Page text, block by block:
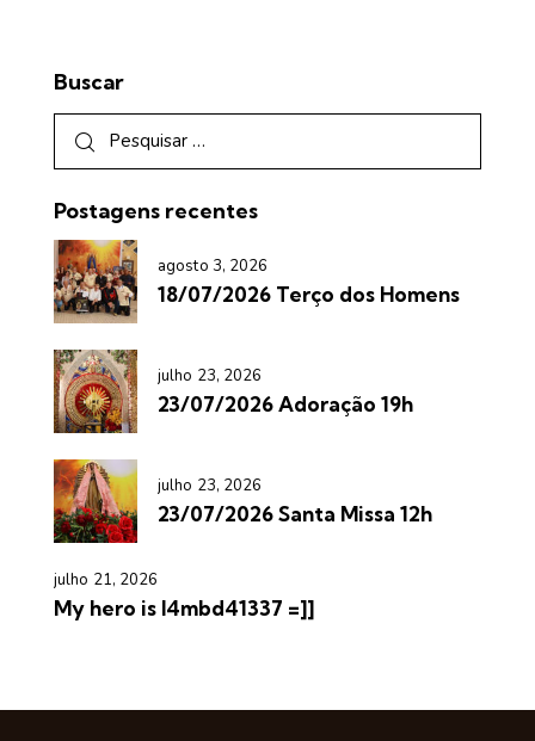
Buscar
Postagens recentes
agosto 3, 2026
18/07/2026 Terço dos Homens
julho 23, 2026
23/07/2026 Adoração 19h
julho 23, 2026
23/07/2026 Santa Missa 12h
julho 21, 2026
My hero is l4mbd41337 =]]